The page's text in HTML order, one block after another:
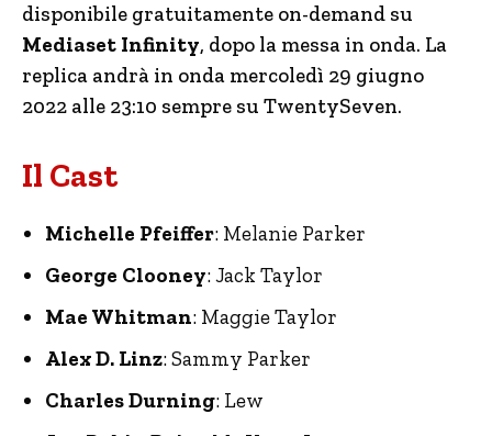
disponibile gratuitamente on-demand su
Mediaset Infinity, dopo la messa in onda. La
replica andrà in onda mercoledì 29 giugno
2022 alle 23:10 sempre su TwentySeven.
Il Cast
Michelle Pfeiffer: Melanie Parker
George Clooney: Jack Taylor
Mae Whitman: Maggie Taylor
Alex D. Linz: Sammy Parker
Charles Durning: Lew